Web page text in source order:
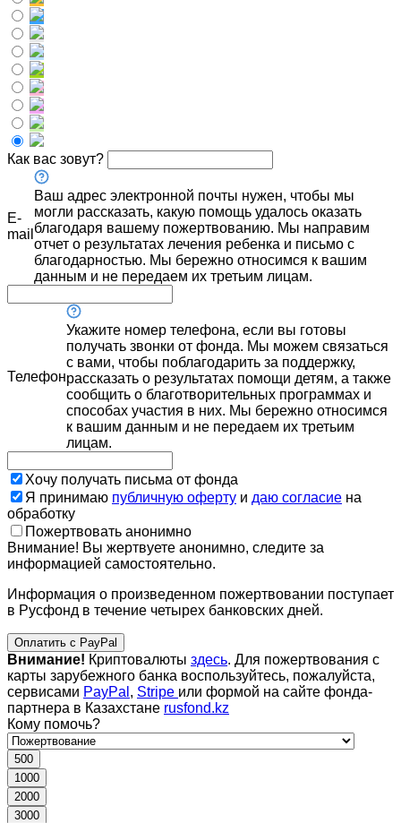
Как вас зовут?
E-
mail
Ваш адрес электронной почты нужен, чтобы мы
могли рассказать, какую помощь удалось оказать
благодаря вашему пожертвованию. Мы направим
отчет о результатах лечения ребенка и письмо с
благодарностью. Мы бережно относимся к вашим
данным и не передаем их третьим лицам.
Телефон
Укажите номер телефона, если вы готовы
получать звонки от фонда. Мы можем связаться
с вами, чтобы поблагодарить за поддержку,
рассказать о результатах помощи детям, а также
сообщить о благотворительных программах и
способах участия в них. Мы бережно относимся
к вашим данным и не передаем их третьим
лицам.
Хочу получать письма от фонда
Я принимаю публичную оферту и даю согласие на
обработку
Пожертвовать анонимно
Внимание! Вы жертвуете анонимно, следите за
информацией самостоятельно.
Информация о произведенном пожертвовании поступает
в Русфонд в течение четырех банковских дней.
Оплатить с PayPal
Внимание! Криптовалюты здесь. Для пожертвования с
карты зарубежного банка воспользуйтесь, пожалуйста,
сервисами PayPal , Stripe или формой на сайте фонда-
партнера в Казахстане rusfond.kz
Кому помочь?
500
1000
2000
3000